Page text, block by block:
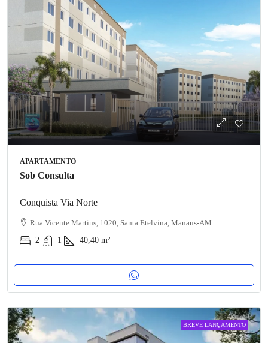
APARTAMENTO
Sob Consulta
Conquista Via Norte
Rua Vicente Martins, 1020, Santa Etelvina, Manaus-AM
2
1 40,40 m²
BREVE LANÇAMENTO